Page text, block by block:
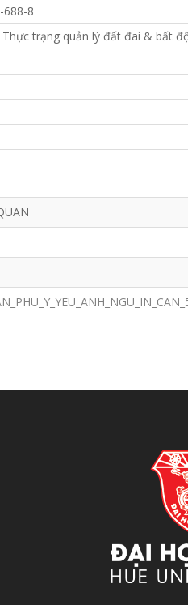
688-8
trạng quản lý đất đai & bất